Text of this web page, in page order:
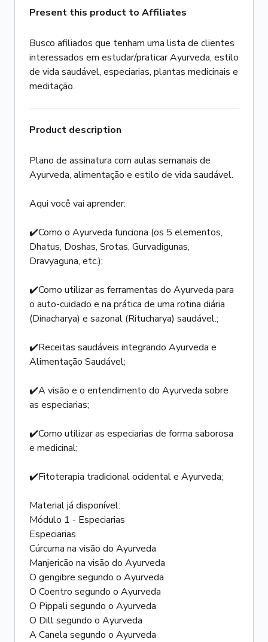
Present this product to Affiliates
Busco afiliados que tenham uma lista de clientes
interessados em estudar/praticar Ayurveda, estilo
de vida saudável, especiarias, plantas medicinais e
meditação.
Product description
Plano de assinatura com aulas semanais de
Ayurveda, alimentação e estilo de vida saudável.
Aqui você vai aprender:
✔️Como o Ayurveda funciona (os 5 elementos,
Dhatus, Doshas, Srotas, Gurvadigunas,
Dravyaguna, etc.);
✔️Como utilizar as ferramentas do Ayurveda para
o auto-cuidado e na prática de uma rotina diária
(Dinacharya) e sazonal (Ritucharya) saudável.;
✔️Receitas saudáveis integrando Ayurveda e
Alimentação Saudável;
✔️A visão e o entendimento do Ayurveda sobre
as especiarias;
✔️Como utilizar as especiarias de forma saborosa
e medicinal;
✔️Fitoterapia tradicional ocidental e Ayurveda;
Material já disponível:
Módulo 1 - Especiarias
Especiarias
Cúrcuma na visão do Ayurveda
Manjericão na visão do Ayurveda
O gengibre segundo o Ayurveda
O Coentro segundo o Ayurveda
O Pippali segundo o Ayurveda
O Dill segundo o Ayurveda
A Canela segundo o Ayurveda